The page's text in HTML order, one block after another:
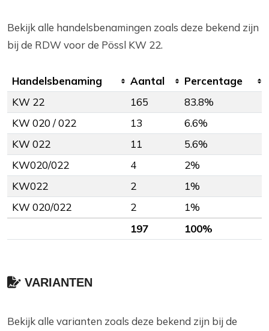
Bekijk alle handelsbenamingen zoals deze bekend zijn
bij de RDW voor de Pössl KW 22.
Handelsbenaming Aantal
Percentage
KW 22
165
83.8%
KW 020 / 022
13
6.6%
KW 022
11
5.6%
KW020/022
4
2%
KW022
2
1%
KW 020/022
2
1%
197
100%
VARIANTEN
Bekijk alle varianten zoals deze bekend zijn bij de